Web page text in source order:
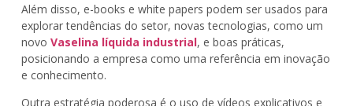
Além disso, e-books e white papers podem ser usados para
explorar tendências do setor, novas tecnologias, como um
novo Vaselina líquida industrial, e boas práticas,
posicionando a empresa como uma referência em inovação
e conhecimento.
Outra estratégia poderosa é o uso de vídeos explicativos e